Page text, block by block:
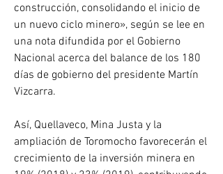
construcción, consolidando el inicio de
un nuevo ciclo minero», según se lee en
una nota difundida por el Gobierno
Nacional acerca del balance de los 180
días de gobierno del presidente Martín
Vizcarra.
Así, Quellaveco, Mina Justa y la
ampliación de Toromocho favorecerán el
crecimiento de la inversión minera en